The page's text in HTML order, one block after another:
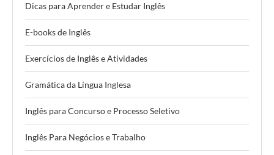
Dicas para Aprender e Estudar Inglês
E-books de Inglês
Exercícios de Inglês e Atividades
Gramática da Língua Inglesa
Inglês para Concurso e Processo Seletivo
Inglês Para Negócios e Trabalho